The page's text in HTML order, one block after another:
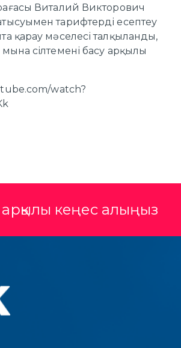
Виталий Викторович
тарифтерді есептеу
қарау мәселесі талқыланды,
сілтемені басу арқылы
watch?
кеңес алыңыз